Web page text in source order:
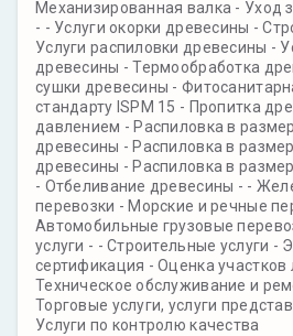
Механизированная валка - Уход
- - Услуги окорки древесины -
Услуги распиловки древесины -
древесины - Термообработка
сушки древесины -
стандарту ISPM 15 - Пропитка
давлением - Распиловка в
древесины - Распиловка в
древесины - Распиловка в
- Отбеливание древесины - -
перевозки - Морские и речные
Автомобильные грузовые
услуги - - Строительные услуги -
сертификация - Оценка участков
Техническое обслуживание и
Торговые услуги, услуги
Услуги по контролю качества